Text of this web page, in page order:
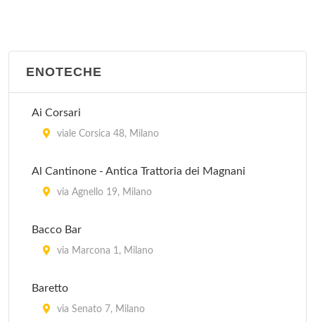
ENOTECHE
Ai Corsari
viale Corsica 48, Milano
Al Cantinone - Antica Trattoria dei Magnani
via Agnello 19, Milano
Bacco Bar
via Marcona 1, Milano
Baretto
via Senato 7, Milano